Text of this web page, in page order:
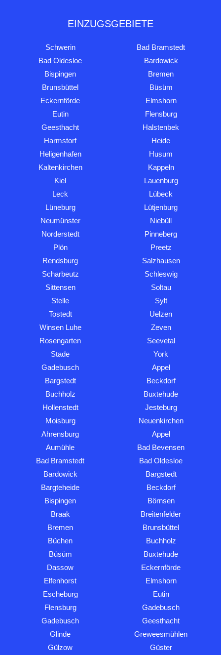
EINZUGSGEBIETE
Schwerin
Bad Bramstedt
Bad Oldesloe
Bardowick
Bispingen
Bremen
Brunsbüttel
Büsüm
Eckernförde
Elmshorn
Eutin
Flensburg
Geesthacht
Halstenbek
Harmstorf
Heide
Heligenhafen
Husum
Kaltenkirchen
Kappeln
Kiel
Lauenburg
Leck
Lübeck
Lüneburg
Lütjenburg
Neumünster
Niebüll
Norderstedt
Pinneberg
Plön
Preetz
Rendsburg
Salzhausen
Scharbeutz
Schleswig
Sittensen
Soltau
Stelle
Sylt
Tostedt
Uelzen
Winsen Luhe
Zeven
Rosengarten
Seevetal
Stade
York
Gadebusch
Appel
Bargstedt
Beckdorf
Buchholz
Buxtehude
Hollenstedt
Jesteburg
Moisburg
Neuenkirchen
Ahrensburg
Appel
Aumühle
Bad Bevensen
Bad Bramstedt
Bad Oldesloe
Bardowick
Bargstedt
Bargteheide
Beckdorf
Bispingen
Börnsen
Braak
Breitenfelder
Bremen
Brunsbüttel
Büchen
Buchholz
Büsüm
Buxtehude
Dassow
Eckernförde
Elfenhorst
Elmshorn
Escheburg
Eutin
Flensburg
Gadebusch
Gadebusch
Geesthacht
Glinde
Greweesmühlen
Gülzow
Güster